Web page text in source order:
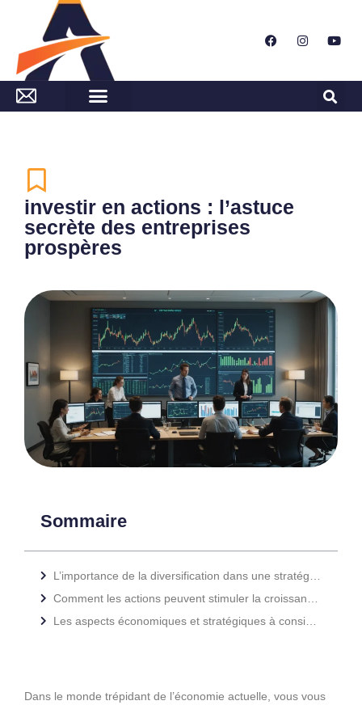
investir en actions : l’astuce
secrète des entreprises
prospères
Sommaire
Dans le monde trépidant de l’économie actuelle, vous vous